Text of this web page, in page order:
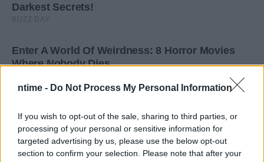
ntime - Do Not Process My Personal Information
If you wish to opt-out of the sale, sharing to third parties, or
processing of your personal or sensitive information for
targeted advertising by us, please use the below opt-out
section to confirm your selection. Please note that after your